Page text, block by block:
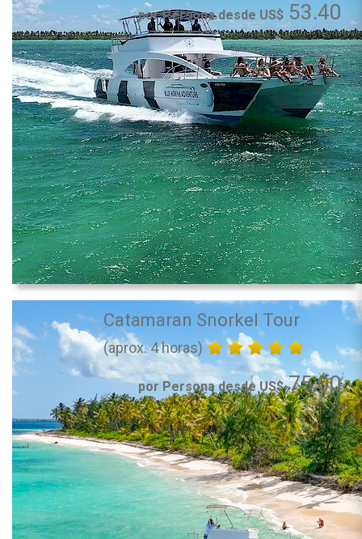
por Persona desde US$ 53.40
Catamaran Snorkel Tour
(aprox. 4 horas)
por Persona desde US$75.00